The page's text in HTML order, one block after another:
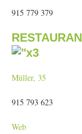
915 779 379
Müller, 35
915 793 623
Web